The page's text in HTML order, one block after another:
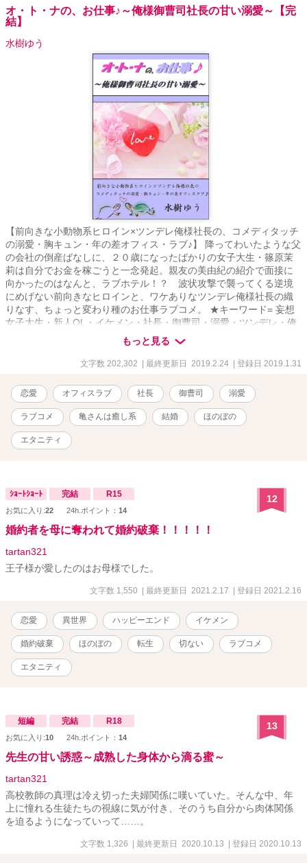
オ・ト・ナの、お仕事♪～俺様御曹司社長の甘い溺愛～【完
結】
水樹ゆう
【前向きな小動物系ヒロイン×ツンデレ俺様社長の、コメディタッチ
の溺愛・胸キュン・年の差オフィス・ラブ♪】 降ってわいたような父
の会社の倒産ばなしに、２０歳になったばかりの女子大生・篠原茉
莉は自分でお金を稼ごうと一念発起。親友の美由紀の紹介で面接に
向かったのはなんと、ラブホテル！？ 波状攻撃で襲ってくる逆境
にめげない前向きなヒロインと、ワケありなツンデレ俺様社長の織
りなす、ちょっと変わり種のお仕事ラブコメ。 ★キーワード= 妄想
女子大生・新人OL・イケメン・社長・御曹司・溺愛・ツンデレ・俺
様・婚約破棄・年の差・お仕事・ラブコメ・大人の恋・恋愛・夢・
家族・ペット（ミドリガメ）。 ★基本的に20歳の女性視点のコメデ
ィタッチのストーリーです。（途中幕間として、男性視点もありま
します） ★更新について 1日1～５ページ。1ページは1000文字か
ら2000文字程度です。 ★恋愛小説大賞への応援、ありがとうござい
ました♪ 一ヵ月ほどの連載になるかと思います。前作【ワケあり上司
の愛し方】と少しリンクする部分もありますので、その辺も楽しん
でいただけたら嬉しいです。（全く別の物語ですので、前作が未読
でもお楽しみいただけます）＾＾ 2019/01/31 連載開始
等で更新があがるかもしれません。
もっと見る
文字数 202,302 | 最終更新日 2019.2.24 | 登録日 2019.1.31
恋愛 オフィスラブ 社長 御曹司 溺愛
ラブコメ 亀さんは癒し系 結婚 ほのぼの
エタニティ
ｼｮｰﾄｼｮｰﾄ 完結 R15
お気に入り:22 24h.ポイント： 14
12
婚約者を母に奪われて婚約破棄！！！！！
tartan321
王子様が愛したのはお母様でした。
文字数 1,550 | 最終更新日 2021.2.17 | 登録日 2021.2.16
恋愛 異世界 ハッピーエンド イケメン
婚約破棄 ほのぼの 転生 切ない ラブコメ
エタニティ
短編 完結 R18
お気に入り:10 24h.ポイント： 14
13
先生の甘い誘惑～成熟した身体から滴る蜜～
tartan321
高校教師の真理は冷え切った夫婦関係に嘆いていた。そんな中、年
上に憧れる生徒たちの視線に気が付き、そのうち自分から肉体関係
を迫るようになっていって……。
文字数 1,326 | 最終更新日 2020.10.13 | 登録日 2020.10.13